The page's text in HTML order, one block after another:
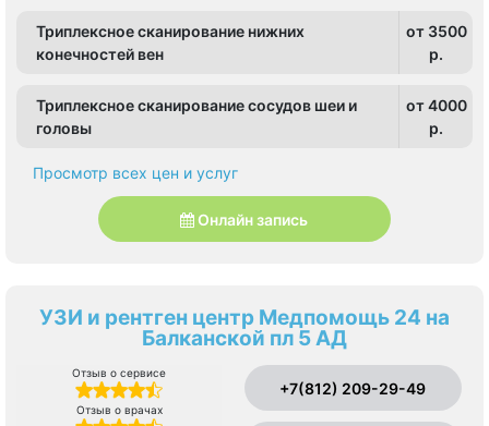
Триплексное сканирование нижних
конечностей вен
от 3500
p.
Триплексное сканирование сосудов шеи и
головы
от 4000
p.
Просмотр всех цен и услуг
Онлайн запись
УЗИ и рентген центр Медпомощь 24 на
Балканской пл 5 АД
Отзыв о сервисе
Отзыв о врачах
+7(812) 209-29-49